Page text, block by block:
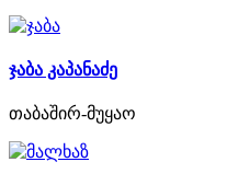
ჯაბა კაპანაძე
თაბაშირ-მუყაო